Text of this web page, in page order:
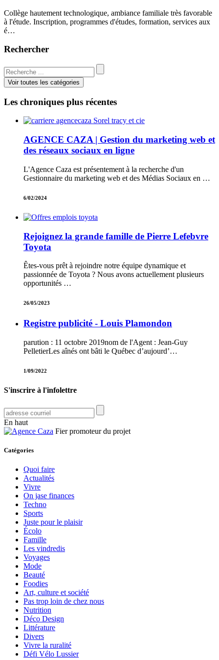
Collège hautement technologique, ambiance familiale très favorable
à l'étude. Inscription, programmes d'études, formation, services aux
é…
Rechercher
Voir toutes les catégories
Les chroniques plus récentes
AGENCE CAZA | Gestion du marketing web et
des réseaux sociaux en ligne
L'Agence Caza est présentement à la recherche d'un
Gestionnaire du marketing web et des Médias Sociaux en …
6/02/2024
Rejoignez la grande famille de Pierre Lefebvre
Toyota
Êtes-vous prêt à rejoindre notre équipe dynamique et
passionnée de Toyota ? Nous avons actuellement plusieurs
opportunités …
26/05/2023
Registre publicité - Louis Plamondon
parution : 11 octobre 2019nom de l'Agent : Jean-Guy
PelletierLes aînés ont bâti le Québec d’aujourd’…
1/09/2022
S'inscrire à l'infolettre
En haut
Fier promoteur du projet
Catégories
Quoi faire
Actualités
Vivre
On jase finances
Techno
Sports
Juste pour le plaisir
Écolo
Famille
Les vindredis
Voyages
Mode
Beauté
Foodies
Art, culture et société
Pas trop loin de chez nous
Nutrition
Déco Design
Littérature
Divers
Vivre la ruralité
Défi Vélo Lussier